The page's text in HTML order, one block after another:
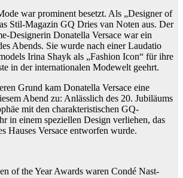
war prominent besetzt. Als „Designer of
Stil-Magazin GQ Dries van Noten aus. Der
Designerin Donatella Versace war ein
Abends. Sie wurde nach einer Laudatio
Irina Shayk als „Fashion Icon“ für ihre
in der internationalen Modewelt geehrt.
Grund kam Donatella Versace eine
Abend zu: Anlässlich des 20. Jubiläums
mit den charakteristischen GQ-
in einem speziellen Design verliehen, das
Hauses Versace entworfen wurde.
of the Year Awards waren Condé Nast-